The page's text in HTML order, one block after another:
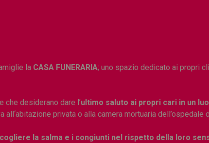
la CASA FUNERARIA; uno spazio dedicato ai propri
desiderano dare l’ultimo saluto ai propri cari in un
privata o alla camera mortuaria dell’ospedale
la salma e i congiunti nel rispetto della loro